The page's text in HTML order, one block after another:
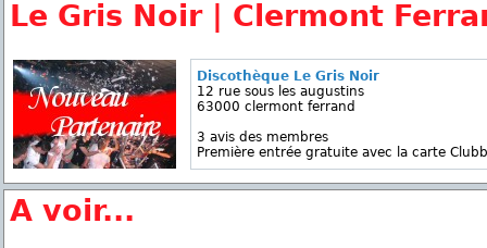
Le Gris Noir | Clermont
Discothèque Le Gris Noir
12 rue sous les augustins
63000 clermont ferrand
3 avis des membres
Première entrée gratuite avec la carte
A voir...